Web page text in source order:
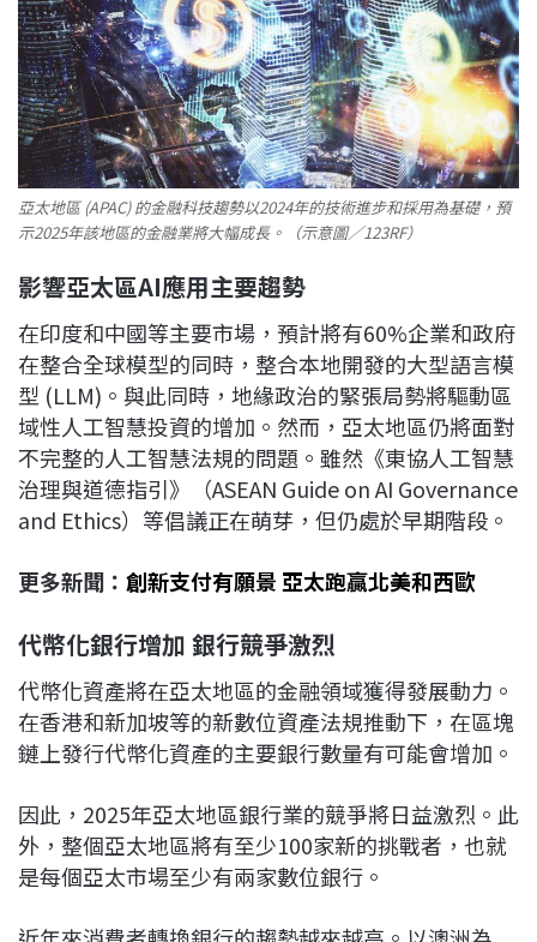
亞太地區 (APAC) 的金融科技趨勢以2024年的技術進步和採用為基礎，預
示2025年該地區的金融業將大幅成長。（示意圖／123RF）
影響亞太區AI應用主要趨勢
在印度和中國等主要市場，預計將有60%企業和政府
在整合全球模型的同時，整合本地開發的大型語言模
型 (LLM)。與此同時，地緣政治的緊張局勢將驅動區
域性人工智慧投資的增加。然而，亞太地區仍將面對
不完整的人工智慧法規的問題。雖然《東協人工智慧
治理與道德指引》（ASEAN Guide on AI Governance
and Ethics）等倡議正在萌芽，但仍處於早期階段。
更多新聞： 創新支付有願景 亞太跑贏北美和西歐
代幣化銀行增加 銀行競爭激烈
代幣化資產將在亞太地區的金融領域獲得發展動力。
在香港和新加坡等的新數位資產法規推動下，在區塊
鏈上發行代幣化資產的主要銀行數量有可能會增加。
因此，2025年亞太地區銀行業的競爭將日益激烈。此
外，整個亞太地區將有至少100家新的挑戰者，也就
是每個亞太市場至少有兩家數位銀行。